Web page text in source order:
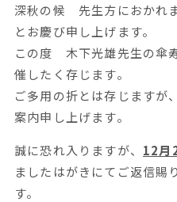
深秋の候 先生方におかれ
とお慶び申し上げます。
この度 木下光雄先生の傘
催したく存じます。
ご多用の折とは存じますが
案内申し上げます。
誠に恐れ入りますが、 12月
ましたはがきにてご返信賜
す。